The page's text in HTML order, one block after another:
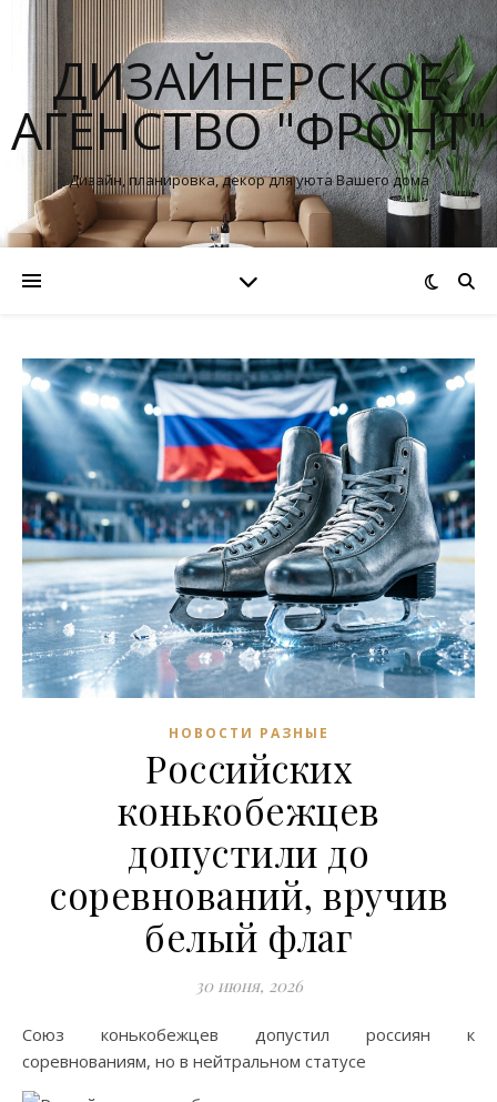
ДИЗАЙНЕРСКОЕ
АГЕНСТВО "ФРОНТ"
Дизайн, планировка, декор для уюта Вашего дома
НОВОСТИ РАЗНЫЕ
Российских
конькобежцев
допустили до
соревнований, вручив
белый флаг
30 июня, 2026
Союз конькобежцев допустил россиян к
соревнованиям, но в нейтральном статусе